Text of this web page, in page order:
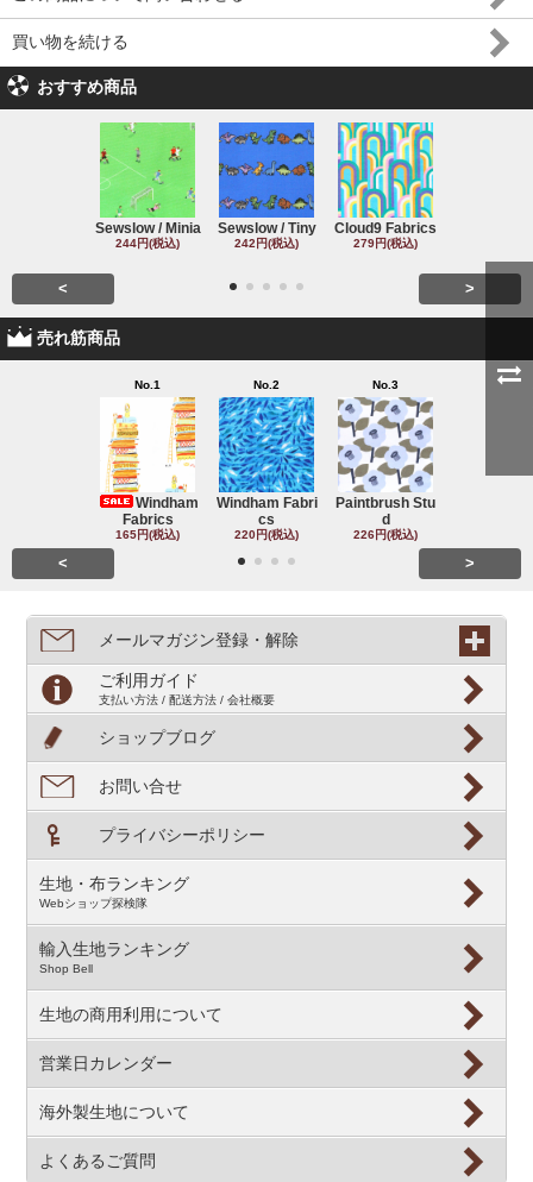
買い物を続ける
おすすめ商品
Sewslow / Minia
244円(税込)
Sewslow / Tiny
242円(税込)
Cloud9 Fabrics
279円(税込)
< >
売れ筋商品
No.1
Windham
Fabrics
165円(税込)
No.2
Windham Fabri
cs
220円(税込)
No.3
Paintbrush Stu
d
226円(税込)
No.4
< >
メールマガジン登録・解除
ご利用ガイド
支払い方法 / 配送方法 / 会社概要
ショップブログ
お問い合せ
プライバシーポリシー
生地・布ランキング
Webショップ探検隊
輸入生地ランキング
Shop Bell
生地の商用利用について
営業日カレンダー
海外製生地について
よくあるご質問